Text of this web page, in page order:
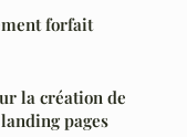
forfait
la création de
pages